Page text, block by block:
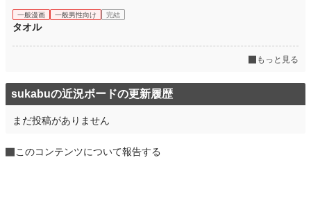
一般漫画 一般男性向け 完結
タオル
もっと見る
sukabuの近況ボードの更新履歴
まだ投稿がありません
このコンテンツについて報告する